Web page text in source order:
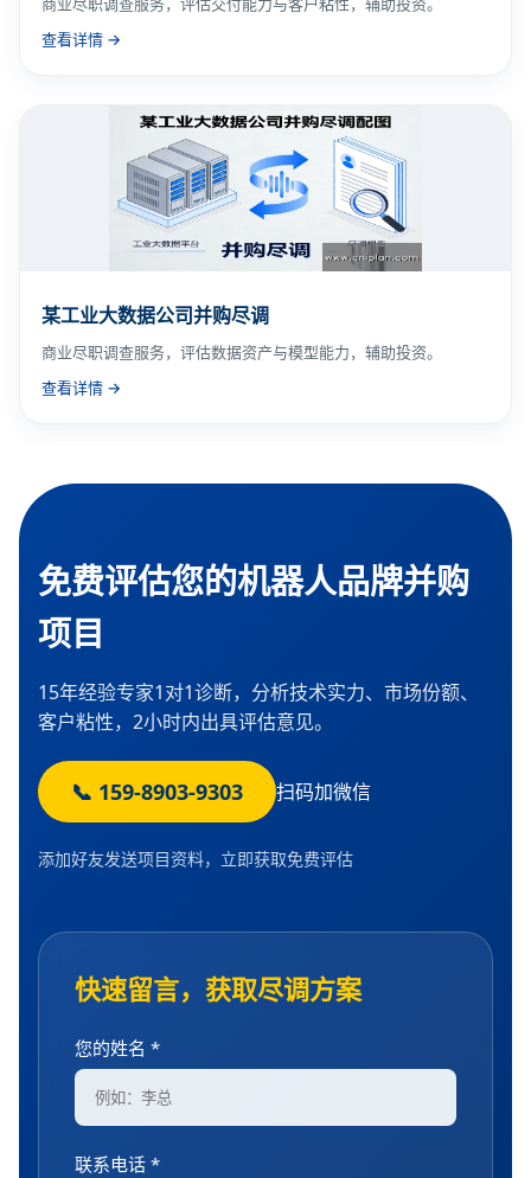
查看详情 →
某工业大数据公司并购尽调
商业尽职调查服务，评估数据资产与模型能力，辅助投资。
查看详情 →
免费评估您的机器人品牌并购
项目
15年经验专家1对1诊断，分析技术实力、市场份额、
客户粘性，2小时内出具评估意见。
📞 159-8903-9303 扫码加微信
添加好友发送项目资料，立即获取免费评估
快速留言，获取尽调方案
您的姓名 *
联系电话 *